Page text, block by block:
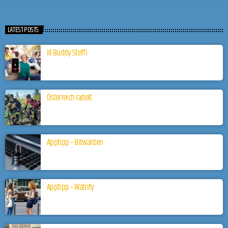
LATEST POSTS
KI Buddy Steffi
Österreich radelt
Apptipp – Bitwarden
Apptipp – Watrify